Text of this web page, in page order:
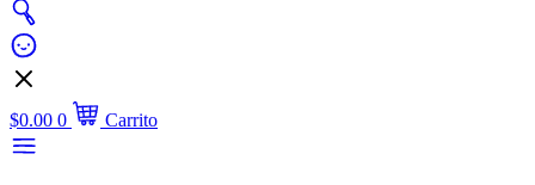
$0.00 0 Carrito